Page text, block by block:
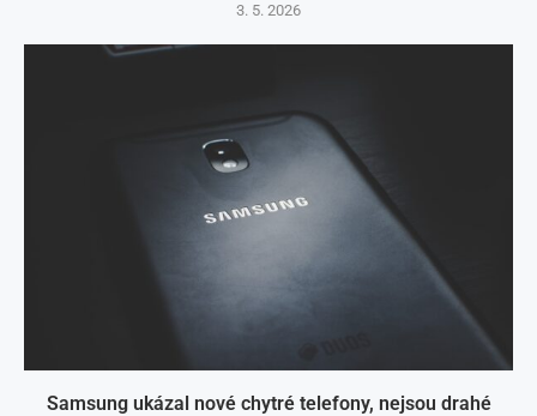
3. 5. 2026
Samsung ukázal nové chytré telefony, nejsou drahé